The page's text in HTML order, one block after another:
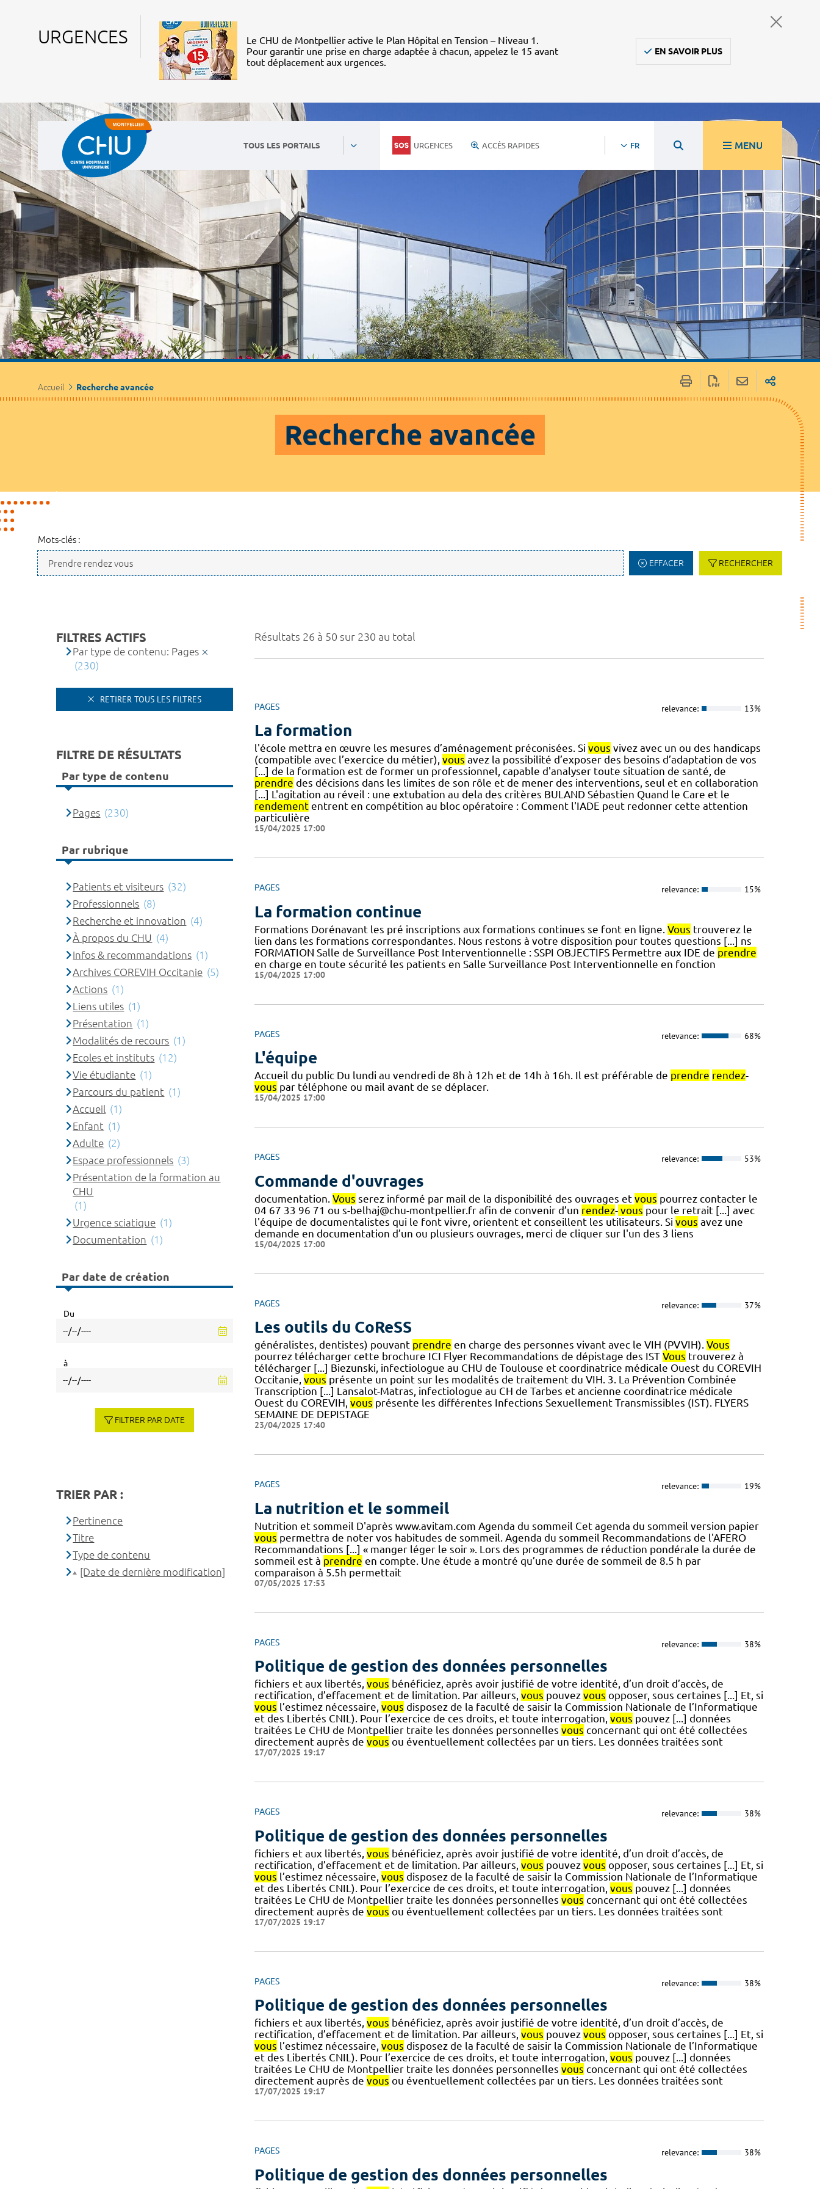
URGENCES
Le CHU de Montpellier active le Plan Hôpital en Tension – Niveau 1.
Pour garantir une prise en charge adaptée à chacun, appelez le 15 avant
tout déplacement aux urgences.
EN SAVOIR PLUS
TOUS LES PORTAILS URGENCES ACCÈS RAPIDES FR MENU
Accueil Recherche avancée
Recherche avancée
Mots-clés :
EFFACER RECHERCHER
Résultats 26 à 50 sur 230 au total
PAGES relevance: 13%
La formation
l'école mettra en œuvre les mesures d’aménagement préconisées. Si vous vivez avec un ou des handicaps
(compatible avec l’exercice du métier), vous avez la possibilité d’exposer des besoins d’adaptation de vos
[...] de la formation est de former un professionnel, capable d'analyser toute situation de santé, de
prendre des décisions dans les limites de son rôle et de mener des interventions, seul et en collaboration
[...] L'agitation au réveil : une extubation au dela des critères BULAND Sébastien Quand le Care et le
rendemententrent en compétition au bloc opératoire : Comment l'IADE peut redonner cette attention
particulière
15/04/2025 17:00
PAGES relevance: 15%
La formation continue
Formations Dorénavant les pré inscriptions aux formations continues se font en ligne. Vous trouverez le
lien dans les formations correspondantes. Nous restons à votre disposition pour toutes questions [...] ns
FORMATION Salle de Surveillance Post Interventionnelle : SSPI OBJECTIFS Permettre aux IDE de prendre
en charge en toute sécurité les patients en Salle Surveillance Post Interventionnelle en fonction
15/04/2025 17:00
PAGES relevance: 68%
L'équipe
Accueil du public Du lundi au vendredi de 8h à 12h et de 14h à 16h. Il est préférable de prendre rendez-
vous par téléphone ou mail avant de se déplacer.
15/04/2025 17:00
PAGES relevance: 53%
Commande d'ouvrages
documentation. Vous serez informé par mail de la disponibilité des ouvrages et vous pourrez contacter le
04 67 33 96 71 ou s-belhaj@chu-montpellier.fr afin de convenir d’un rendez- vous pour le retrait [...] avec
l'équipe de documentalistes qui le font vivre, orientent et conseillent les utilisateurs. Si vous avez une
demande en documentation d’un ou plusieurs ouvrages, merci de cliquer sur l'un des 3 liens
15/04/2025 17:00
PAGES relevance: 37%
Les outils du CoReSS
généralistes, dentistes) pouvant prendre en charge des personnes vivant avec le VIH (PVVIH). Vous
pourrez télécharger cette brochure ICI Flyer Recommandations de dépistage des IST Vous trouverez à
télécharger [...] Biezunski, infectiologue au CHU de Toulouse et coordinatrice médicale Ouest du COREVIH
Occitanie, vous présente un point sur les modalités de traitement du VIH. 3. La Prévention Combinée
Transcription [...] Lansalot-Matras, infectiologue au CH de Tarbes et ancienne coordinatrice médicale
Ouest du COREVIH, vous présente les différentes Infections Sexuellement Transmissibles (IST). FLYERS
SEMAINE DE DEPISTAGE
23/04/2025 17:40
PAGES relevance: 19%
La nutrition et le sommeil
Nutrition et sommeil D'après www.avitam.com Agenda du sommeil Cet agenda du sommeil version papier
vous permettra de noter vos habitudes de sommeil. Agenda du sommeil Recommandations de l'AFERO
Recommandations [...] « manger léger le soir ». Lors des programmes de réduction pondérale la durée de
sommeil est à prendre en compte. Une étude a montré qu’une durée de sommeil de 8.5 h par
comparaison à 5.5h permettait
07/05/2025 17:53
PAGES relevance: 38%
Politique de gestion des données personnelles
fichiers et aux libertés, vous bénéficiez, après avoir justifié de votre identité, d’un droit d’accès, de
rectification, d’effacement et de limitation. Par ailleurs, vous pouvez vous opposer, sous certaines [...] Et, si
vous l’estimez nécessaire, vous disposez de la faculté de saisir la Commission Nationale de l’Informatique
et des Libertés CNIL). Pour l’exercice de ces droits, et toute interrogation, vous pouvez [...] données
traitées Le CHU de Montpellier traite les données personnelles vous concernant qui ont été collectées
directement auprès de vous ou éventuellement collectées par un tiers. Les données traitées sont
17/07/2025 19:17
PAGES relevance: 38%
Politique de gestion des données personnelles
fichiers et aux libertés, vous bénéficiez, après avoir justifié de votre identité, d’un droit d’accès, de
rectification, d’effacement et de limitation. Par ailleurs, vous pouvez vous opposer, sous certaines [...] Et, si
vous l’estimez nécessaire, vous disposez de la faculté de saisir la Commission Nationale de l’Informatique
et des Libertés CNIL). Pour l’exercice de ces droits, et toute interrogation, vous pouvez [...] données
traitées Le CHU de Montpellier traite les données personnelles vous concernant qui ont été collectées
directement auprès de vous ou éventuellement collectées par un tiers. Les données traitées sont
17/07/2025 19:17
PAGES relevance: 38%
Politique de gestion des données personnelles
fichiers et aux libertés, vous bénéficiez, après avoir justifié de votre identité, d’un droit d’accès, de
rectification, d’effacement et de limitation. Par ailleurs, vous pouvez vous opposer, sous certaines [...] Et, si
vous l’estimez nécessaire, vous disposez de la faculté de saisir la Commission Nationale de l’Informatique
et des Libertés CNIL). Pour l’exercice de ces droits, et toute interrogation, vous pouvez [...] données
traitées Le CHU de Montpellier traite les données personnelles vous concernant qui ont été collectées
directement auprès de vous ou éventuellement collectées par un tiers. Les données traitées sont
17/07/2025 19:17
PAGES relevance: 38%
Politique de gestion des données personnelles
FILTRES ACTIFS
Par type de contenu: Pages
(230)
RETIRER TOUS LES FILTRES
FILTRE DE RÉSULTATS
Par type de contenu
Pages (230)
Par rubrique
Patients et visiteurs (32)
Professionnels (8)
Recherche et innovation (4)
À propos du CHU (4)
Infos & recommandations (1)
Archives COREVIH Occitanie (5)
Actions (1)
Liens utiles (1)
Présentation (1)
Modalités de recours (1)
Ecoles et instituts (12)
Vie étudiante (1)
Parcours du patient (1)
Accueil (1)
Enfant (1)
Adulte (2)
Espace professionnels (3)
Présentation de la formation au
CHU
(1)
Urgence sciatique (1)
Documentation (1)
Par date de création
Du
à
FILTRER PAR DATE
TRIER PAR :
Pertinence
Titre
Type de contenu
[Date de dernière modification]